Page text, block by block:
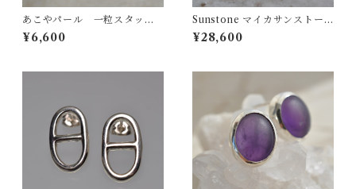
あこやパール 一粒スタッド
ピアス / akoya baby pearl pi
erce
¥6,600
Sunstone マイカサンストー
ン ピアス
¥28,600